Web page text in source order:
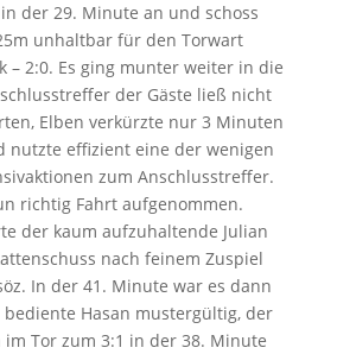
der 29. Minute an und schoss
unhaltbar für den Torwart
– 2:0. Es ging munter weiter in die
der Gäste ließ nicht
Elben verkürzte nur 3 Minuten
nutzte effizient eine der wenigen
zum Anschlusstreffer.
richtig Fahrt aufgenommen.
der kaum aufzuhaltende Julian
nach feinem Zuspiel
In der 41. Minute war es dann
bediente Hasan mustergültig, der
Tor zum 3:1 in der 38. Minute